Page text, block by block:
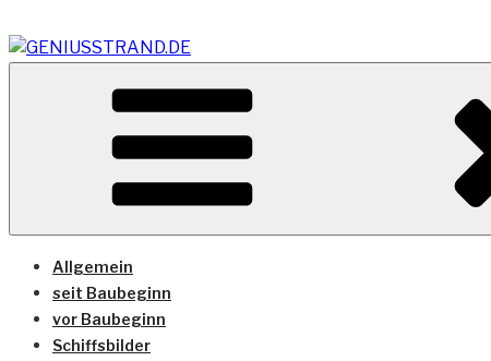
Inhalt
springen
GENIUSSTRAND.DE
Vom Geniusstrand zum JadeWeserPort/Container
Allgemein
seit Baubeginn
vor Baubeginn
Schiffsbilder